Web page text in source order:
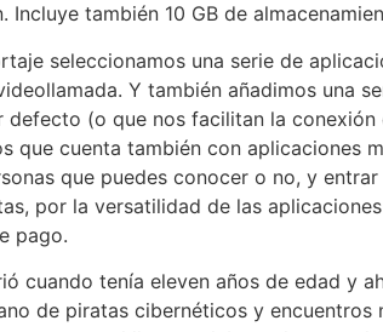
Incluye también 10 GB de
seleccionamos una serie de
Y también añadimos una
defecto (o que nos facilitan la
que cuenta también con aplicaciones
que puedes conocer o no, y
por la versatilidad de las
pago.
cuando tenía eleven años de edad y
de piratas cibernéticos y